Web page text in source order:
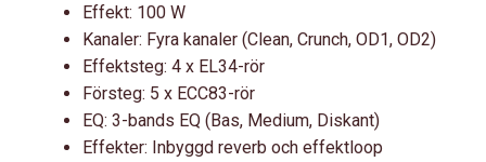
Effekt: 100 W
Kanaler: Fyra kanaler (Clean, Crunch, OD1, OD2)
Effektsteg: 4 x EL34-rör
Försteg: 5 x ECC83-rör
EQ: 3-bands EQ (Bas, Medium, Diskant)
Effekter: Inbyggd reverb och effektloop